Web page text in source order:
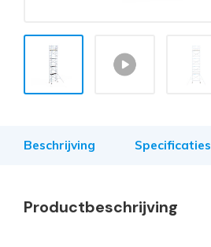
Beschrijving Specificaties
Productbeschrijving